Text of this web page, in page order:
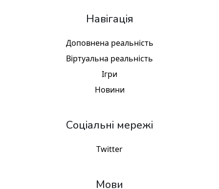
Навігація
Доповнена реальність
Віртуальна реальність
Ігри
Новини
Соціальні мережі
Twitter
Мови